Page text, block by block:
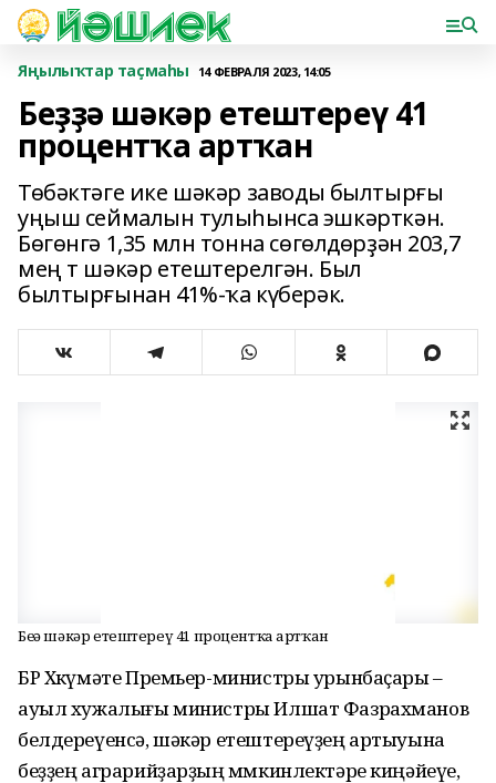
Яңылыҡтар таҫмаһы 14 ФЕВРАЛЯ 2023, 14:05
Беҙҙә шәкәр етештереү 41
процентҡа артҡан
Төбәктәге ике шәкәр заводы былтырғы
уңыш сеймалын тулыһынса эшкәрткән.
Бөгөнгә 1,35 млн тонна сөгөлдөрҙән 203,7
мең т шәкәр етештерелгән. Был
былтырғынан 41%-ҡа күберәк.
Беҙҙә шәкәр етештереү 41 процентҡа артҡан
БР Хөкүмәте Премьер-министры урынбаҫары –
ауыл хужалығы министры Илшат Фазрахманов
белдереүенсә, шәкәр етештереүҙең артыуына
беҙҙең аграрийҙарҙың мөмкинлектәре киңәйеүе,